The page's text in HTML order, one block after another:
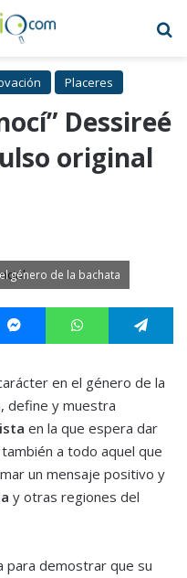
Placeres
Dessireé
original
género de la bachata
MessengerWhatsApp
en el género de la
define y muestra
en la que espera dar
a todo aquel que
un mensaje positivo y
y otras regiones del
para demostrar que su